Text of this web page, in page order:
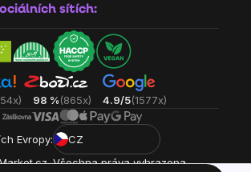
sítích:
98 %(865x) 4.9/5(1577x)
Evropy:
CZ
Všechna práva vyhrazena.